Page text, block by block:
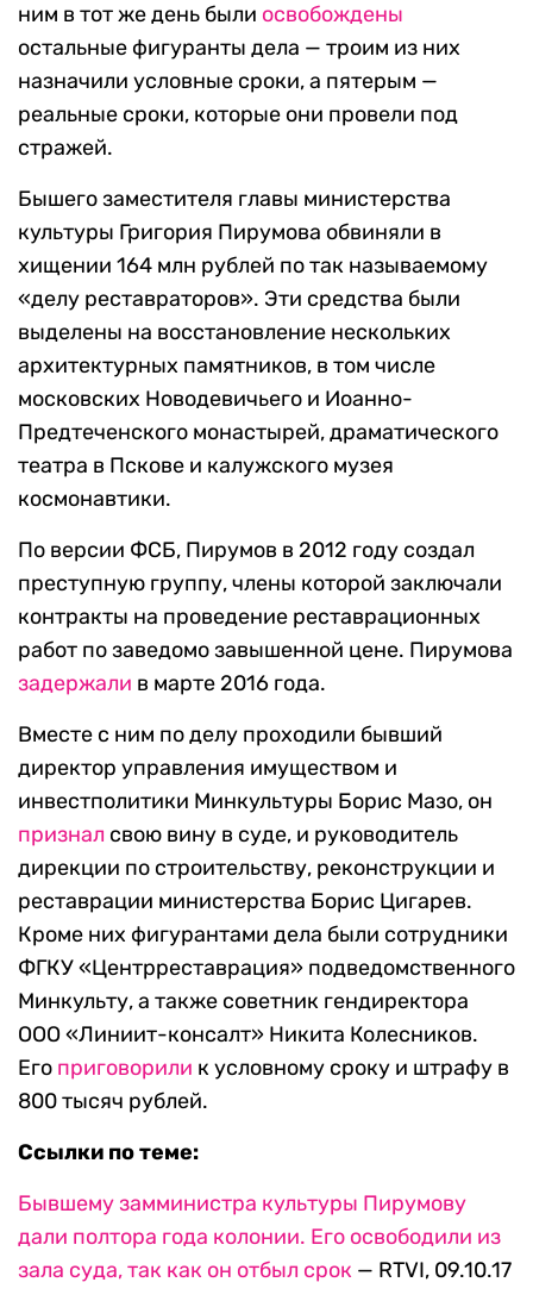
ним в тот же день были освобождены
остальные фигуранты дела — троим из них
назначили условные сроки, а пятерым —
реальные сроки, которые они провели под
стражей.
Бышего заместителя главы министерства
культуры Григория Пирумова обвиняли в
хищении 164 млн рублей по так называемому
«делу реставраторов». Эти средства были
выделены на восстановление нескольких
архитектурных памятников, в том числе
московских Новодевичьего и Иоанно-
Предтеченского монастырей, драматического
театра в Пскове и калужского музея
космонавтики.
По версии ФСБ, Пирумов в 2012 году создал
преступную группу, члены которой заключали
контракты на проведение реставрационных
работ по заведомо завышенной цене. Пирумова
задержали в марте 2016 года.
Вместе с ним по делу проходили бывший
директор управления имуществом и
инвестполитики Минкультуры Борис Мазо, он
признал свою вину в суде, и руководитель
дирекции по строительству, реконструкции и
реставрации министерства Борис Цигарев.
Кроме них фигурантами дела были сотрудники
ФГКУ «Центрреставрация» подведомственного
Минкульту, а также советник гендиректора
ООО «Линиит-консалт» Никита Колесников.
Его приговорили к условному сроку и штрафу в
800 тысяч рублей.
Ссылки по теме:
Бывшему замминистра культуры Пирумову
дали полтора года колонии. Его освободили из
зала суда, так как он отбыл срок — RTVI, 09.10.17